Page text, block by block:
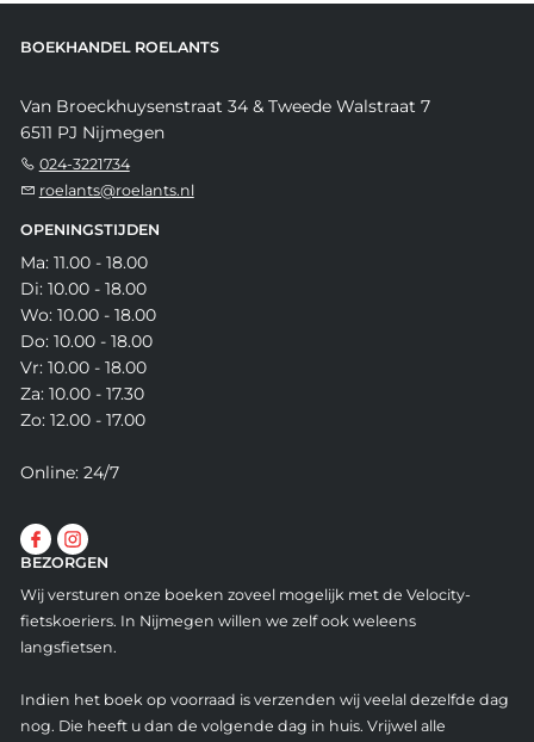
BOEKHANDEL ROELANTS
Van Broeckhuysenstraat 34 & Tweede Walstraat 7
6511 PJ Nijmegen
024-3221734
roelants@roelants.nl
OPENINGSTIJDEN
Ma: 11.00 - 18.00
Di: 10.00 - 18.00
Wo: 10.00 - 18.00
Do: 10.00 - 18.00
Vr: 10.00 - 18.00
Za: 10.00 - 17.30
Zo: 12.00 - 17.00
Online: 24/7
BEZORGEN
Wij versturen onze boeken zoveel mogelijk met de Velocity-
fietskoeriers. In Nijmegen willen we zelf ook weleens
langsfietsen.
Indien het boek op voorraad is verzenden wij veelal dezelfde dag
nog. Die heeft u dan de volgende dag in huis. Vrijwel alle